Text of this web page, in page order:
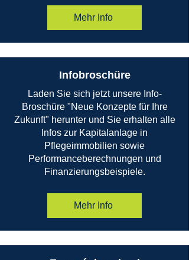
Mehr Info
Infobroschüre
Laden Sie sich jetzt unsere Info-
Broschüre "Neue Konzepte für Ihre
Zukunft" herunter und Sie erhalten alle
Infos zur Kapitalanlage in
Pflegeimmobilien sowie
Performanceberechnungen und
Finanzierungsbeispiele.
Mehr Info